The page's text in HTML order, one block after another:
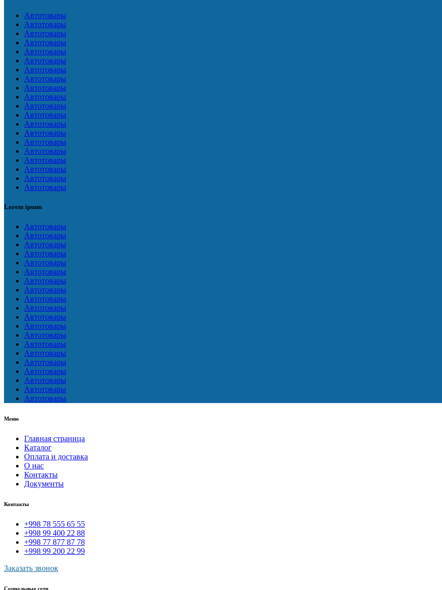
Автотовары
Автотовары
Автотовары
Автотовары
Автотовары
Автотовары
Автотовары
Автотовары
Автотовары
Автотовары
Автотовары
Автотовары
Автотовары
Автотовары
Автотовары
Автотовары
Автотовары
Автотовары
Автотовары
Автотовары
Lorem ipsum
Автотовары
Автотовары
Автотовары
Автотовары
Автотовары
Автотовары
Автотовары
Автотовары
Автотовары
Автотовары
Автотовары
Автотовары
Автотовары
Автотовары
Автотовары
Автотовары
Автотовары
Автотовары
Автотовары
Автотовары
Меню
Главная страница
Каталог
Оплата и доставка
О нас
Контакты
Документы
Контакты
+998 78 555 65 55
+998 99 400 22 88
+998 77 877 87 78
+998 99 200 22 99
Заказать звонок
Социальные сети